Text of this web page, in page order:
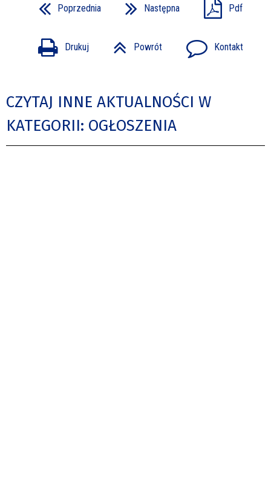
Poprzednia Następna Pdf
Drukuj Powrót Kontakt
CZYTAJ INNE AKTUALNOŚCI W
KATEGORII: OGŁOSZENIA